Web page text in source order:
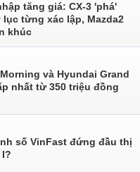
tăng giá: CX-3 'phá'
từng xác lập, Mazda2
khúc
và Hyundai Grand
nhất từ 350 triệu đồng
số VinFast đứng đầu thị